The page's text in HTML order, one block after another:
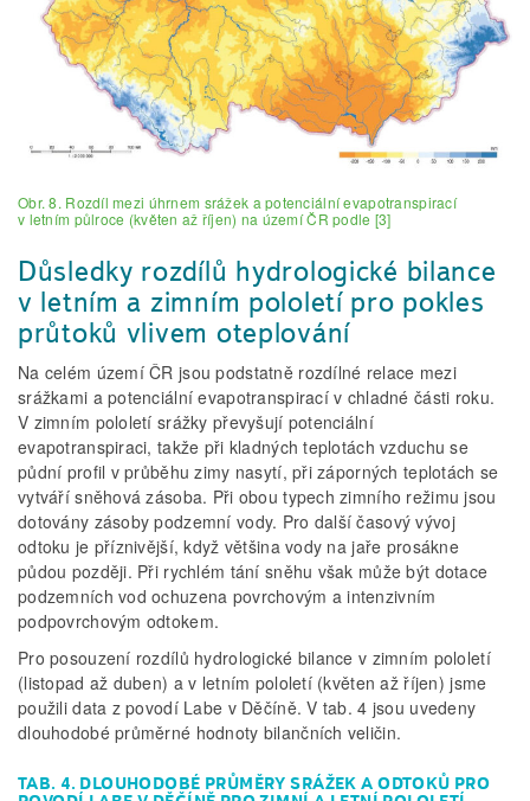
Obr. 8. Rozdíl mezi úhrnem srážek a potenciální evapotranspirací
v letním půlroce (květen až říjen) na území ČR podle [3]
Důsledky rozdílů hydrologické bilance
v letním a zimním pololetí pro pokles
průtoků vlivem oteplování
Na celém území ČR jsou podstatně rozdílné relace mezi
srážkami a potenciální evapotranspirací v chladné části roku.
V zimním pololetí srážky převyšují potenciální
evapotranspiraci, takže při kladných teplotách vzduchu se
půdní profil v průběhu zimy nasytí, při záporných teplotách se
vytváří sněhová zásoba. Při obou typech zimního režimu jsou
dotovány zásoby podzemní vody. Pro další časový vývoj
odtoku je příznivější, když většina vody na jaře prosákne
půdou později. Při rychlém tání sněhu však může být dotace
podzemních vod ochuzena povrchovým a intenzivním
podpovrchovým odtokem.
Pro posouzení rozdílů hydrologické bilance v zimním pololetí
(listopad až duben) a v letním pololetí (květen až říjen) jsme
použili data z povodí Labe v Děčíně. V tab. 4 jsou uvedeny
dlouhodobé průměrné hodnoty bilan­čních veličin.
TAB. 4. DLOUHODOBÉ PRŮMĚRY SRÁŽEK A ODTOKŮ PRO